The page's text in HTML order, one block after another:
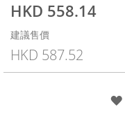
特
價
格
HKD 558.14
建議售價
HKD 587.52
images
gallery